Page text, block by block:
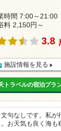
時間 7:00～21:00
料 2,150円～
3.8
施設情報を見る
トラベルの宿泊プラ
句なしです。私
お天気も良く海